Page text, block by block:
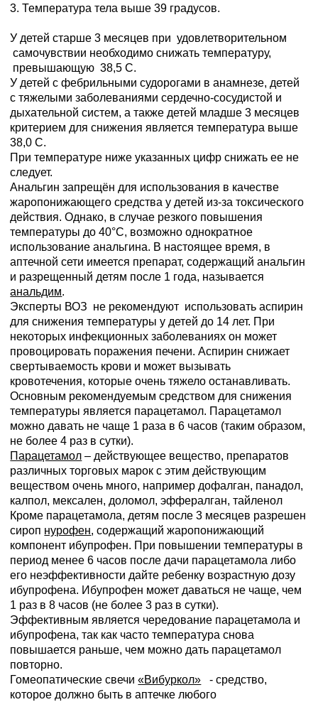
3. Температура тела выше 39 градусов.
У детей старше 3 месяцев при удовлетворительном
самочувствии необходимо снижать температуру,
превышающую 38,5 С.
У детей с фебрильными судорогами в анамнезе, детей
с тяжелыми заболеваниями сердечно-сосудистой и
дыхательной систем, а также детей младше 3 месяцев
критерием для снижения является температура выше
38,0 С.
При температуре ниже указанных цифр снижать ее не
следует.
Анальгин запрещён для использования в качестве
жаропонижающего средства у детей из-за токсического
действия. Однако, в случае резкого повышения
температуры до 40°С, возможно однократное
использование анальгина. В настоящее время, в
аптечной сети имеется препарат, содержащий анальгин
и разрещенный детям после 1 года, называется
анальдим.
Эксперты ВОЗ не рекомендуют использовать аспирин
для снижения температуры у детей до 14 лет. При
некоторых инфекционных заболеваниях он может
провоцировать поражения печени. Аспирин снижает
свертываемость крови и может вызывать
кровотечения, которые очень тяжело останавливать.
Основным рекомендуемым средством для снижения
температуры является парацетамол. Парацетамол
можно давать не чаще 1 раза в 6 часов (таким образом,
не более 4 раз в сутки).
Парацетамол – действующее вещество, препаратов
различных торговых марок с этим действующим
веществом очень много, например дофалган, панадол,
калпол, мексален, доломол, эффералган, тайленол
Кроме парацетамола, детям после 3 месяцев разрешен
сироп нурофен, содержащий жаропонижающий
компонент ибупрофен. При повышении температуры в
период менее 6 часов после дачи парацетамола либо
его неэффективности дайте ребенку возрастную дозу
ибупрофена. Ибупрофен может даваться не чаще, чем
1 раз в 8 часов (не более 3 раз в сутки).
Эффективным является чередование парацетамола и
ибупрофена, так как часто температура снова
повышается раньше, чем можно дать парацетамол
повторно.
Гомеопатические свечи«Вибуркол» - средство,
которое должно быть в аптечке любого